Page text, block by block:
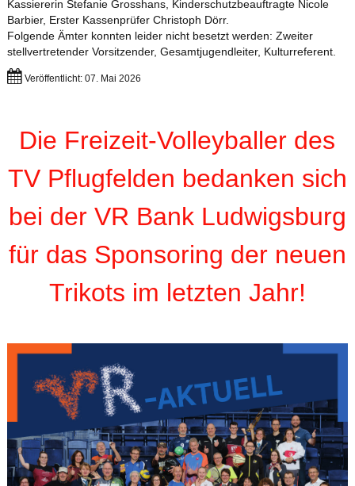
Kassiererin Stefanie Grosshans, Kinderschutzbeauftragte Nicole
Barbier, Erster Kassenprüfer Christoph Dörr.
Folgende Ämter konnten leider nicht besetzt werden: Zweiter
stellvertretender Vorsitzender, Gesamtjugendleiter, Kulturreferent.
Veröffentlicht: 07. Mai 2026
Die Freizeit-Volleyballer des
TV Pflugfelden bedanken sich
bei der VR Bank Ludwigsburg
für das Sponsoring der neuen
Trikots im letzten Jahr!